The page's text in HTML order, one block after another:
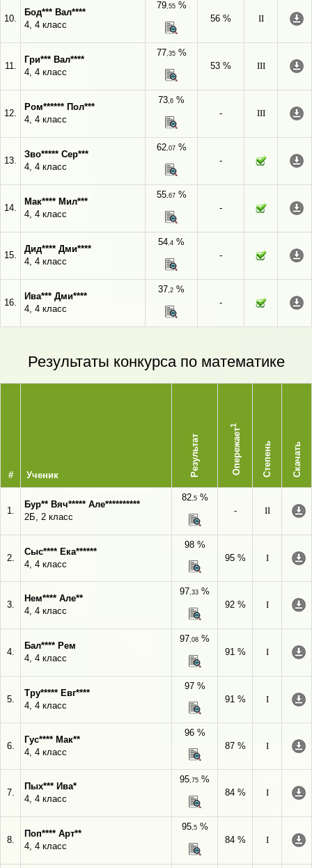
10.
Бод*** Вал****
4, 4 класс
79,55%
56 %
II
11.
Гри*** Вал****
4, 4 класс
77,35%
53 %
III
12.
Ром****** Пол***
4, 4 класс
73,6 %
-
III
13.
Зво***** Сер***
4, 4 класс
62,07%
-
14.
Мак**** Мил***
4, 4 класс
55,67%
-
15.
Дид**** Дми****
4, 4 класс
54,4 %
-
16.
Ива*** Дми****
4, 4 класс
37,2 %
-
Результаты конкурса по математике
# Ученик Результат Опережает
1
Степень Скачать
1.
Бур** Вяч***** Але**********
2Б, 2 класс
82,5%
-
II
2.
Сыс**** Ека******
4, 4 класс
98 %
95 %
I
3.
Нем**** Але**
4, 4 класс
97,33 %
92 %
I
4.
Бал**** Рем
4, 4 класс
97,08 %
91 %
I
5.
Тру***** Евг****
4, 4 класс
97 %
91 %
I
6.
Гус**** Мак**
4, 4 класс
96 %
87 %
I
7.
Пых*** Ива*
4, 4 класс
95,75 %
84 %
I
8.
Поп**** Арт**
4, 4 класс
95,5%
84 %
I